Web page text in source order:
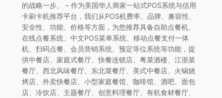
的战略一步。 – 作为美国华人商家一站式POS系统与信用
卡刷卡机推荐平台，我们从POS机费率、品牌、兼容性、
安全性、功能、价格等方面，为您推荐具备自助点餐机、
在线点餐系统、中文POS菜单系统、移动点餐支付一体
机、扫码点餐、会员营销系统、预定等位系统等功能，提
供中餐店、家庭式餐厅、快餐连锁店、粤菜酒楼、江浙菜
餐厅、西北风味餐厅、东北菜餐厅、美式中餐店、火锅烧
烤店、外卖快餐店、小型家庭餐馆、咖啡馆、酒吧、面包
店、冷饮店、主题餐厅、创意料理餐厅、有机食材餐厅、